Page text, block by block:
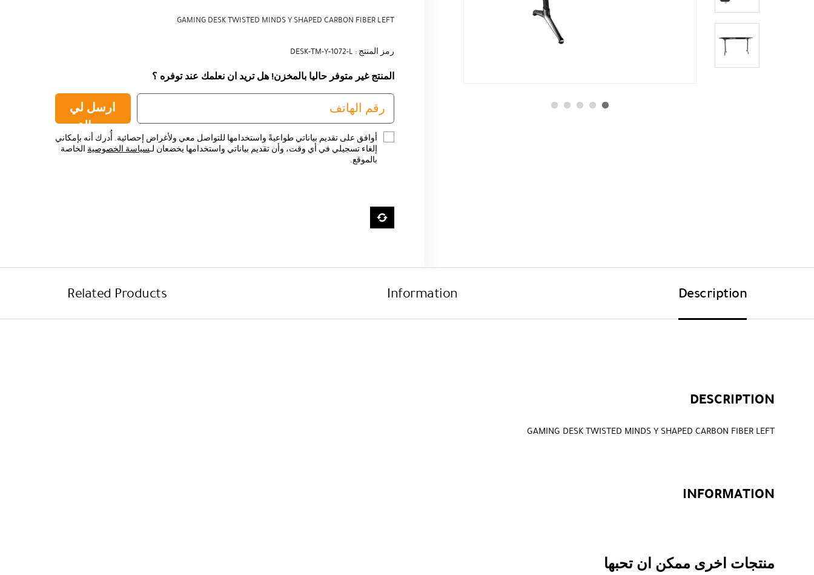
GAMING DESK TWISTED MINDS Y SHAPED CARBON FIBER LEFT
رمز المنتج : DESK-TM-Y-1072-L
المنتج غير متوفر حاليا بالمخزن! هل تريد ان نعلمك عند توفره ؟
ارسل لي
رسالة
أوافق على تقديم بياناتي طواعيةً واستخدامها للتواصل معي ولأغراض إحصائية. أُدرك أنه بإمكاني
إلغاء تسجيلي في أي وقت، وأن تقديم بياناتي واستخدامها يخضعان لـسياسة الخصوصيةالخاصة
بالموقع.
Description
Information
Related Products
DESCRIPTION
GAMING DESK TWISTED MINDS Y SHAPED CARBON FIBER LEFT
INFORMATION
منتجات اخرى ممكن ان تحبها